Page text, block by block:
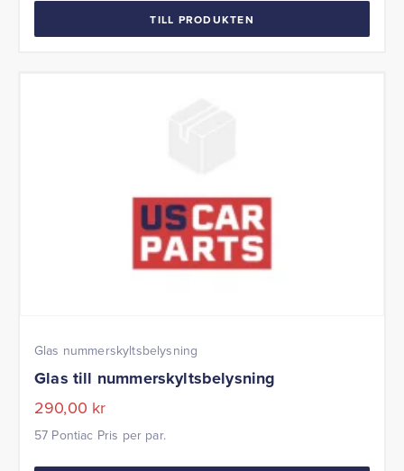
TILL PRODUKTEN
Glas nummerskyltsbelysning
Glas till nummerskyltsbelysning
290,00 kr
57 Pontiac Pris per par.